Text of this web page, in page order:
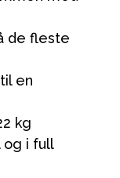
de fleste
en
kg
og i full